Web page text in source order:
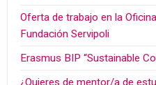
Oferta de trabajo en la
Fundación Servipoli
Erasmus BIP “Sustainable
¿Quieres de mentor/a de